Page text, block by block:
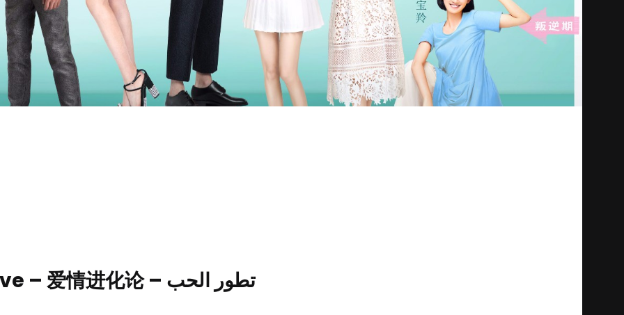
The Evolution of Our Love – 爱情进化论 – تطور الحب